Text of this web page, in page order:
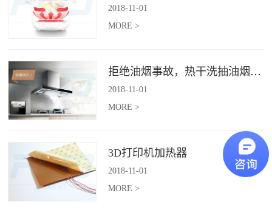
2018-11-01
MORE >
拒绝油烟事故，热干洗抽油烟机给你安全洁净厨房
2018-11-01
MORE >
3D打印机加热器
2018-11-01
MORE >